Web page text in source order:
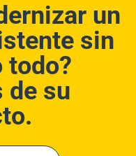
un
sin
de su